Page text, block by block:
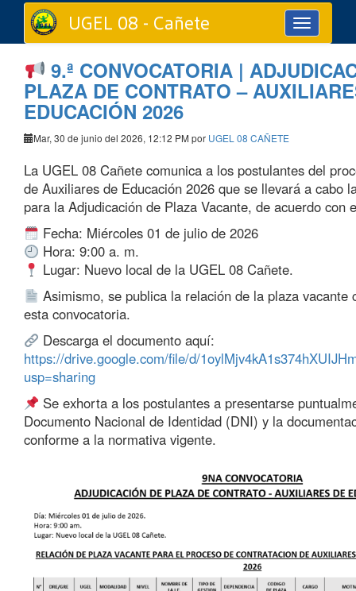
Toggle
navigation
UGEL 08 - Cañete
9.ª CONVOCATORIA |
PLAZA DE CONTRATO –
EDUCACIÓN 2026
Mar, 30 de junio del 2026, 12:12 PM por UGEL 08 CAÑETE
La UGEL 08 Cañete comunica a los postulantes del
de Auxiliares de Educación 2026 que se llevará a cabo
para la Adjudicación de Plaza Vacante, de acuerdo con
Fecha: Miércoles 01 de julio de 2026
Hora: 9:00 a. m.
Lugar: Nuevo local de la UGEL 08 Cañete.
Asimismo, se publica la relación de la plaza vacante
esta convocatoria.
Descarga el documento aquí:
https://drive.google.com/file/d/
usp=sharing
Se exhorta a los postulantes a presentarse
Documento Nacional de Identidad (DNI) y la
conforme a la normativa vigente.